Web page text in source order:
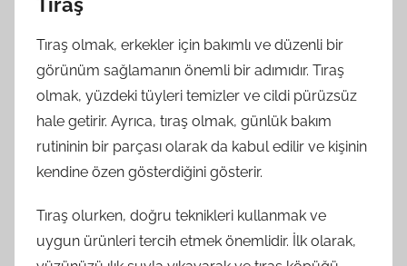
Tıraş olmak, erkekler için bakımlı ve düzenli bir
görünüm sağlamanın önemli bir adımıdır. Tıraş
olmak, yüzdeki tüyleri temizler ve cildi pürüzsüz
hale getirir. Ayrıca, tıraş olmak, günlük bakım
rutininin bir parçası olarak da kabul edilir ve kişinin
kendine özen gösterdiğini gösterir.
Tıraş olurken, doğru teknikleri kullanmak ve
uygun ürünleri tercih etmek önemlidir. İlk olarak,